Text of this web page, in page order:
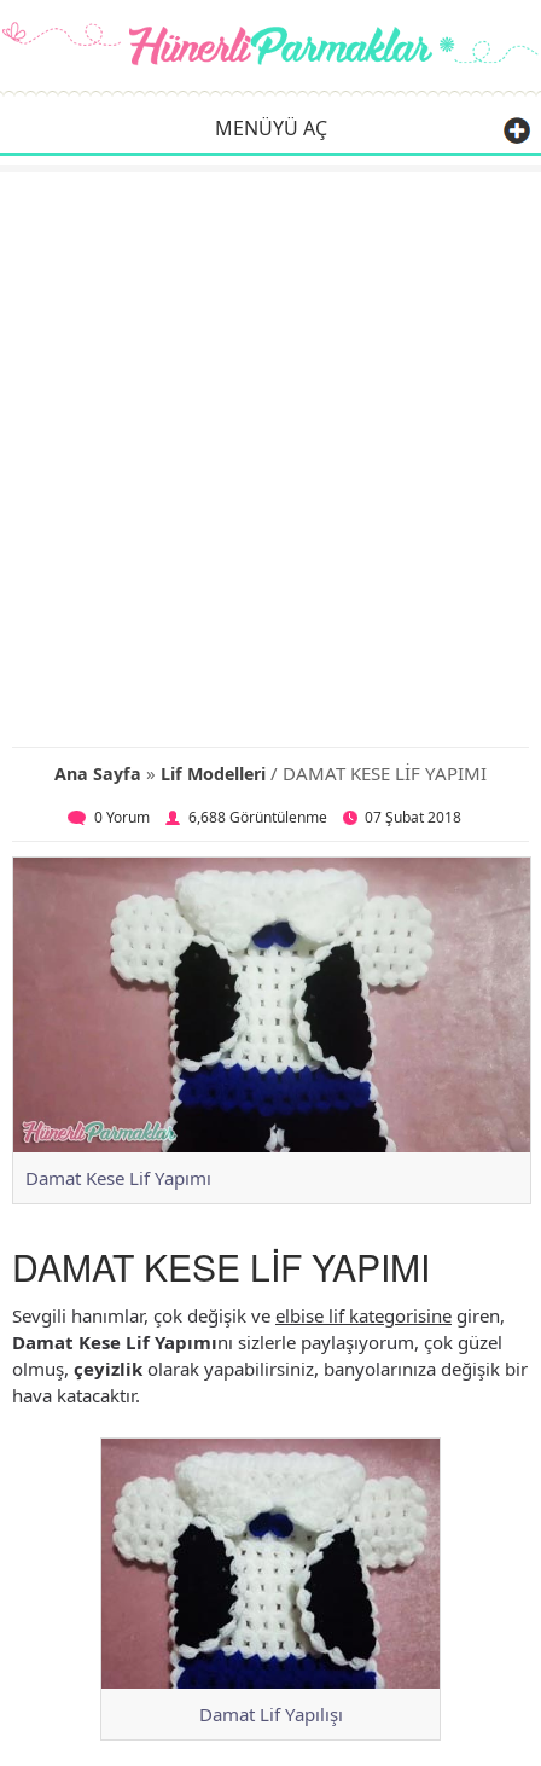
MENÜYÜ AÇ
Ana Sayfa » Lif Modelleri / DAMAT KESE LİF YAPIMI
0 Yorum 6,688 Görüntülenme 07 Şubat 2018
Damat Kese Lif Yapımı
DAMAT KESE LİF YAPIMI
Sevgili hanımlar, çok değişik ve elbise lif kategorisine giren,
Damat Kese Lif Yapımını sizlerle paylaşıyorum, çok güzel
olmuş, çeyizlik olarak yapabilirsiniz, banyolarınıza değişik bir
hava katacaktır.
Damat Lif Yapılışı